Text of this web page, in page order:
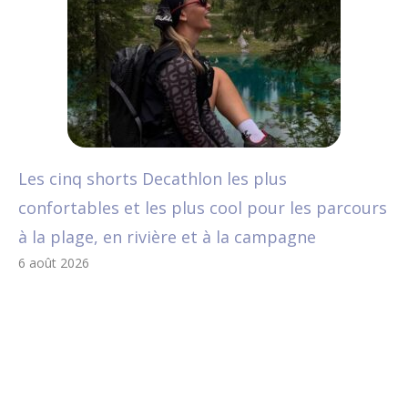
Les cinq shorts Decathlon les plus
confortables et les plus cool pour les parcours
à la plage, en rivière et à la campagne
6 août 2026